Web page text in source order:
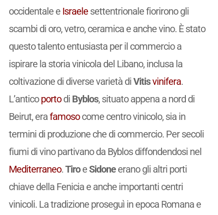
occidentale e Israelesettentrionale fiorirono gli
scambi di oro, vetro, ceramica e anche vino. È stato
questo talento entusiasta per il commercio a
ispirare la storia vinicola del Libano, inclusa la
coltivazione di diverse varietà diVitisvinifera.
L’anticoportodi Byblos, situato appena a nord di
Beirut, erafamosocome centro vinicolo, sia in
termini di produzione che di commercio. Per secoli
fiumi di vino partivano da Byblos diffondendosi nel
Mediterraneo.TiroeSidoneerano gli altri porti
chiave della Fenicia e anche importanti centri
vinicoli. La tradizione proseguì in epoca Romana e